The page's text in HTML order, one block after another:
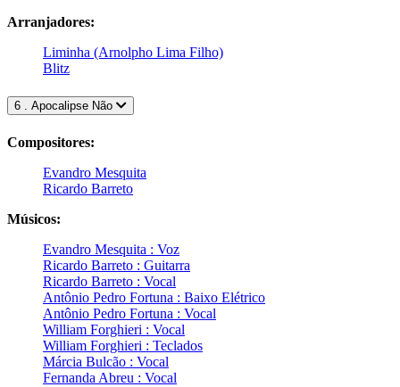
Arranjadores:
Liminha (Arnolpho Lima Filho)
Blitz
6 . Apocalipse Não
Compositores:
Evandro Mesquita
Ricardo Barreto
Músicos:
Evandro Mesquita : Voz
Ricardo Barreto : Guitarra
Ricardo Barreto : Vocal
Antônio Pedro Fortuna : Baixo Elétrico
Antônio Pedro Fortuna : Vocal
William Forghieri : Vocal
William Forghieri : Teclados
Márcia Bulcão : Vocal
Fernanda Abreu : Vocal